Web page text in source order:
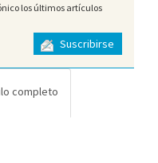
los últimos artículos
Suscribirse
completo